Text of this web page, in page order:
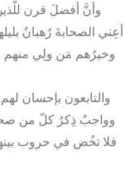
وأنَّ أفضلَ قرن
أعِني الصحابةَ رُهبانٌ
وخيرُهم مَن ولِي
والتابعون بإحسان
وواجبٌ ذِكرُ كلّ من
فلا تخُض في حروب